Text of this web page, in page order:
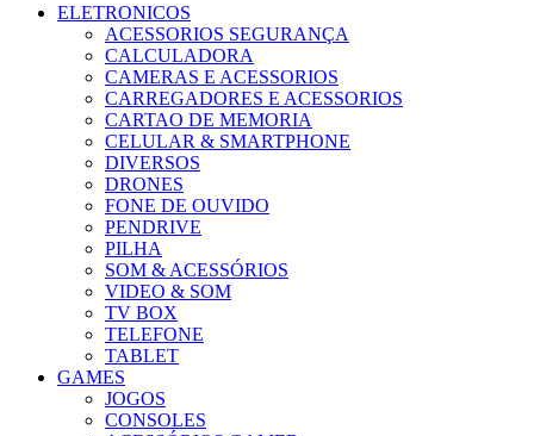
ELETRONICOS
ACESSORIOS SEGURANÇA
CALCULADORA
CAMERAS E ACESSORIOS
CARREGADORES E ACESSORIOS
CARTAO DE MEMORIA
CELULAR & SMARTPHONE
DIVERSOS
DRONES
FONE DE OUVIDO
PENDRIVE
PILHA
SOM & ACESSÓRIOS
VIDEO & SOM
TV BOX
TELEFONE
TABLET
GAMES
JOGOS
CONSOLES